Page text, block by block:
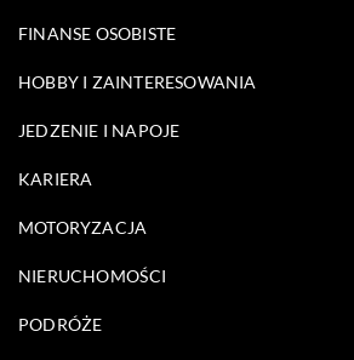
FINANSE OSOBISTE
HOBBY I ZAINTERESOWANIA
JEDZENIE I NAPOJE
KARIERA
MOTORYZACJA
NIERUCHOMOŚCI
PODRÓŻE